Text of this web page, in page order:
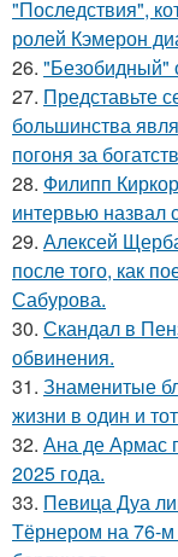
"Последствия",
ролей Кэмерон
26. "Безобидный"
27. Представьте
большинства
погоня за
28. Филипп
интервью назвал
29. Алексей
после того, как
Сабурова.
30. Скандал в
обвинения.
31. Знаменитые
жизни в один и
32. Ана де Армас
2025 года.
33. Певица Дуа
Тёрнером на 76-